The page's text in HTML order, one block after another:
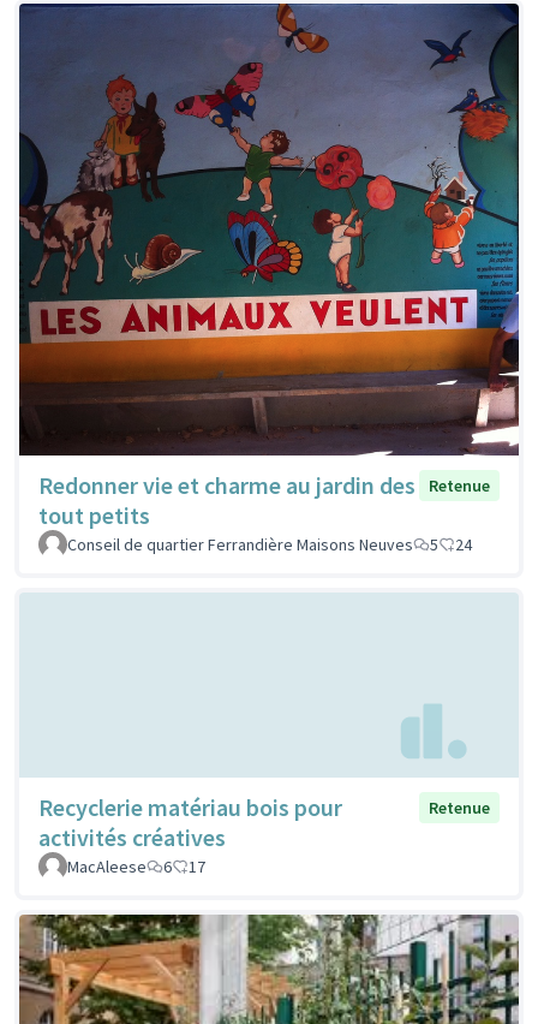
Redonner vie et charme au jardin des
tout petits
Retenue
Conseil de quartier Ferrandière Maisons Neuves 5 24
Recyclerie matériau bois pour
activités créatives
Retenue
MacAleese 6 17